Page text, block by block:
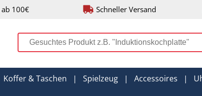
ab 100€ Schneller Versand
Koffer & Taschen | Spielzeug | Accessoires |